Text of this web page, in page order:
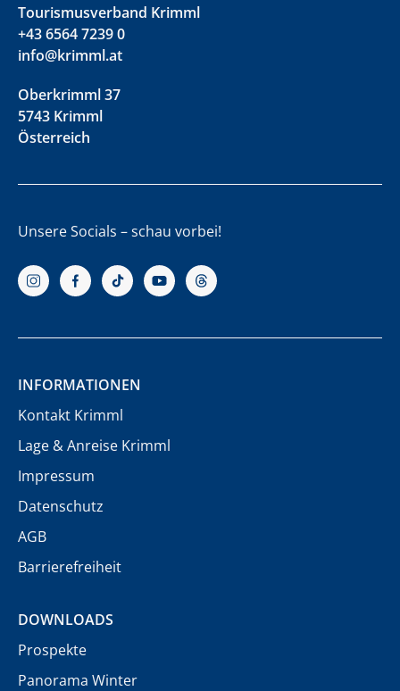
Tourismusverband Krimml
+43 6564 7239 0
info@krimml.at
Oberkrimml 37
5743 Krimml
Österreich
Unsere Socials – schau vorbei!
INFORMATIONEN
Kontakt Krimml
Lage & Anreise Krimml
Impressum
Datenschutz
AGB
Barrierefreiheit
DOWNLOADS
Prospekte
Panorama Winter